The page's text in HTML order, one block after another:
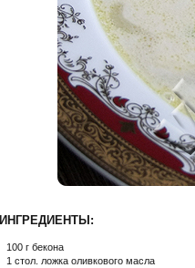
ИНГРЕДИЕНТЫ:
100 г бекона
1 стол. ложка оливкового масла